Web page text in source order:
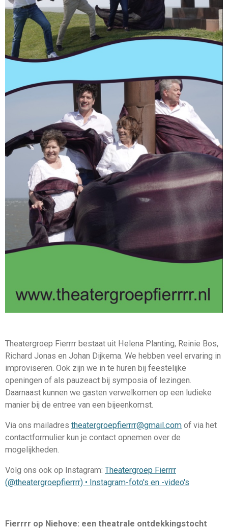
Theatergroep Fierrrr bestaat uit Helena Planting, Reinie Bos,
Richard Jonas en Johan Dijkema. We hebben veel ervaring in
improviseren. Ook zijn we in te huren bij feestelijke
openingen of als pauzeact bij symposia of lezingen.
Daarnaast kunnen we gasten verwelkomen op een ludieke
manier bij de entree van een bijeenkomst.
Via ons mailadres theatergroepfierrrr@gmail.com of via het
contactformulier kun je contact opnemen over de
mogelijkheden.
Volg ons ook op Instagram: Theatergroep Fierrrr
(@theatergroepfierrrr) • Instagram-foto's en -video's
Fierrrr op Niehove: een theatrale ontdekkingstocht